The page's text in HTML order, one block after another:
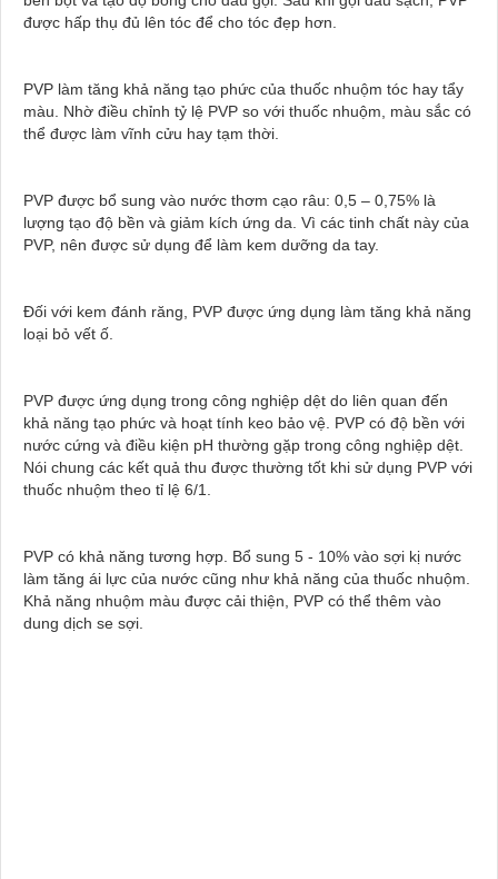
được hấp thụ đủ lên tóc để cho tóc đẹp hơn.
PVP làm tăng khả năng tạo phức của thuốc nhuộm tóc hay tẩy
màu. Nhờ điều chỉnh tỷ lệ PVP so với thuốc nhuộm, màu sắc có
thể được làm vĩnh cửu hay tạm thời.
PVP được bổ sung vào nước thơm cạo râu: 0,5 – 0,75% là
lượng tạo độ bền và giảm kích ứng da. Vì các tinh chất này của
PVP, nên được sử dụng để làm kem dưỡng da tay.
Đối với kem đánh răng, PVP được ứng dụng làm tăng khả năng
loại bỏ vết ố.
PVP được ứng dụng trong công nghiệp dệt do liên quan đến
khả năng tạo phức và hoạt tính keo bảo vệ. PVP có độ bền với
nước cứng và điều kiện pH thường gặp trong công nghiệp dệt.
Nói chung các kết quả thu được thường tốt khi sử dụng PVP với
thuốc nhuộm theo tỉ lệ 6/1.
PVP có khả năng tương hợp. Bổ sung 5 - 10% vào sợi kị nước
làm tăng ái lực của nước cũng như khả năng của thuốc nhuộm.
Khả năng nhuộm màu được cải thiện, PVP có thể thêm vào
dung dịch se sợi.